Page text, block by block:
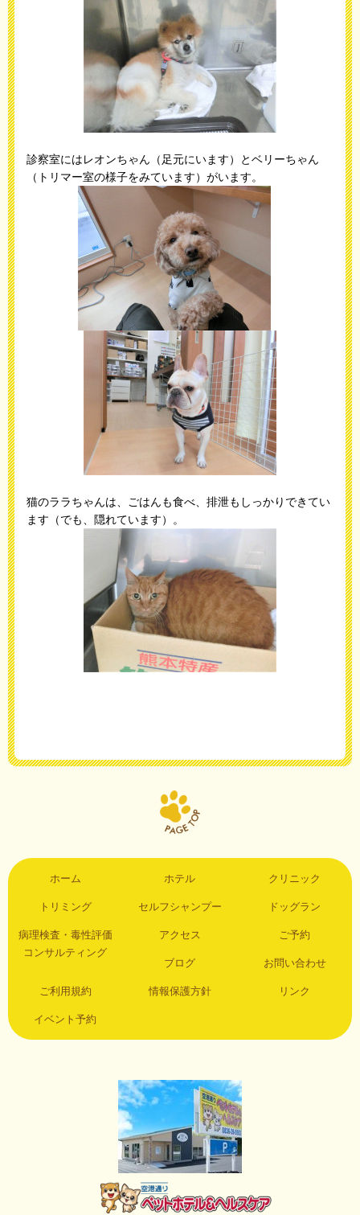
診察室にはレオンちゃん（足元にいます）とベリーちゃん
（トリマー室の様子をみています）がいます。
猫のララちゃんは、ごはんも食べ、排泄もしっかりできてい
ます（でも、隠れています）。
ホーム ホテル クリニック
トリミング セルフシャンプー ドッグラン
病理検査・毒性評価
コンサルティング
アクセス ご予約
ブログ お問い合わせ
ご利用規約 情報保護方針 リンク
イベント予約